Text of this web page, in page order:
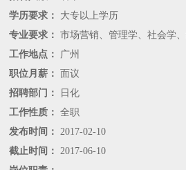
学历要求：
大专以上学历
专业要求： 市场营销、管理学、社会学
工作地点：
广州
职位月薪：
面议
招聘部门：
日化
工作性质： 全职
发布时间： 2017-02-10
截止时间： 2017-06-10